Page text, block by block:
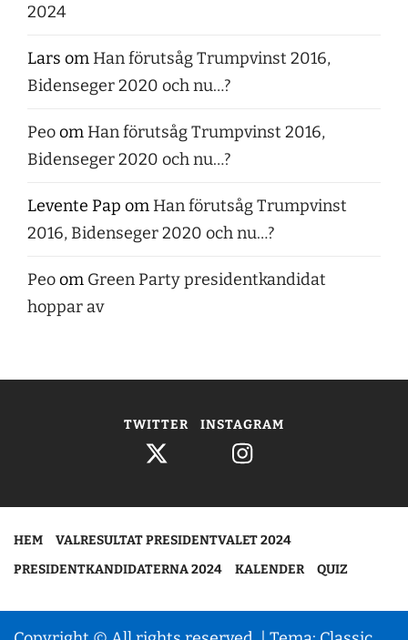
2024
Lars om Han förutsåg Trumpvinst 2016,
Bidenseger 2020 och nu…?
Peoom Han förutsåg Trumpvinst 2016,
Bidenseger 2020 och nu…?
Levente Pap om Han förutsåg Trumpvinst
2016, Bidenseger 2020 och nu…?
Peoom Green Party presidentkandidat
hoppar av
TWITTER INSTAGRAM
HEM
VALRESULTAT PRESIDENTVALET 2024
PRESIDENTKANDIDATERNA 2024
KALENDER QUIZ